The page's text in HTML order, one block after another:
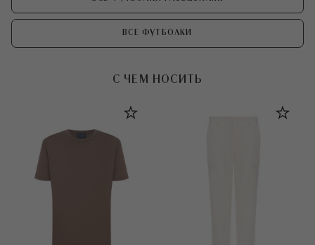
ВСЕ ФУТБОЛКИ
С ЧЕМ НОСИТЬ